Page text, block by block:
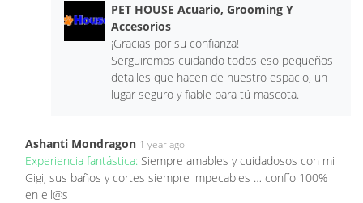
PET HOUSE Acuario, Grooming Y
Accesorios
¡Gracias por su confianza!
Serguiremos cuidando todos eso pequeños
detalles que hacen de nuestro espacio, un
lugar seguro y fiable para tú mascota.
Ashanti Mondragon 1 year ago
Experiencia fantástica: Siempre amables y cuidadosos con mi
Gigi, sus baños y cortes siempre impecables … confío 100%
en ell@s